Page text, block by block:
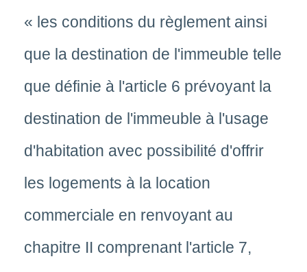
« les conditions du règlement ainsi
que la destination de l'immeuble telle
que définie à l'article 6 prévoyant la
destination de l'immeuble à l'usage
d'habitation avec possibilité d'offrir
les logements à la location
commerciale en renvoyant au
chapitre II comprenant l'article 7,